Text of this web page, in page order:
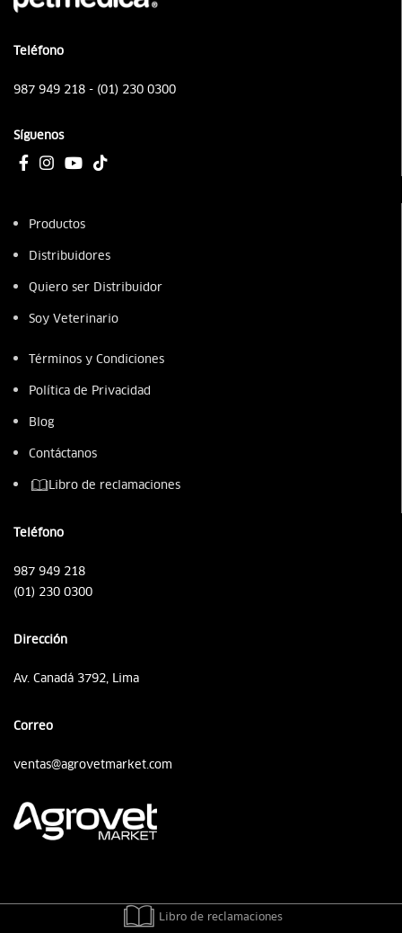
Teléfono
987 949 218 - (01) 230 0300
Síguenos
Productos
Distribuidores
Quiero ser Distribuidor
Soy Veterinario
Términos y Condiciones
Política de Privacidad
Blog
Contáctanos
Libro de reclamaciones
Teléfono
987 949 218
(01) 230 0300
Dirección
Av. Canadá 3792, Lima
Correo
ventas@agrovetmarket.com
Libro de reclamaciones